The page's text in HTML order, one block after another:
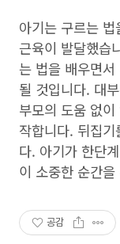
아기는 구르는
근육이 발달했습
는 법을 배우면
될 것입니다. 대
부모의 도움 없
작합니다. 뒤집
다. 아기가 한단
이 소중한 순간
공감